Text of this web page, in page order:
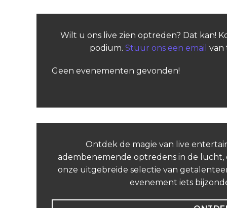
Wilt u ons live zien optreden? Dat kan!
podium. Stuur ons een email van
Geen evenementen gevonden!
Ontdek de magie van live
adembenemende optredens in de
onze uitgebreide selectie van
evenement iets